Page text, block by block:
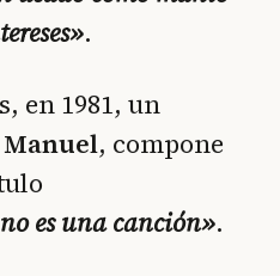
.
en 1981, un
, compone
es una canción».